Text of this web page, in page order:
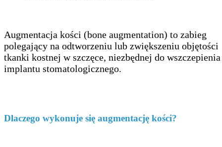
Augmentacja kości (bone augmentation) to zabieg
polegający na odtworzeniu lub zwiększeniu objętości
tkanki kostnej w szczęce, niezbędnej do wszczepienia
implantu stomatologicznego.
Dlaczego wykonuje się augmentację kości?